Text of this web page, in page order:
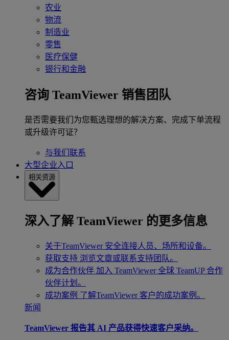
农业
物流
制造业
零售
医疗保健
银行和金融
咨询 TeamViewer 销售团队
是否需要我们为您甄选理想的解决方案、完成下单流程
或升级许可证？
与我们联系
大型企业入口
相关资源
深入了解 TeamViewer 的更多信息
关于TeamViewer 安全连接人员、场所和设备。
获取支持 浏览文章或联系支持团队。
成为合作伙伴 加入 TeamViewer 全球 TeamUP 合作
伙伴计划。
成功案例 了解TeamViewer 客户的成功案例。
新闻
TeamViewer 报告其 AI 产品获得快速客户采纳。